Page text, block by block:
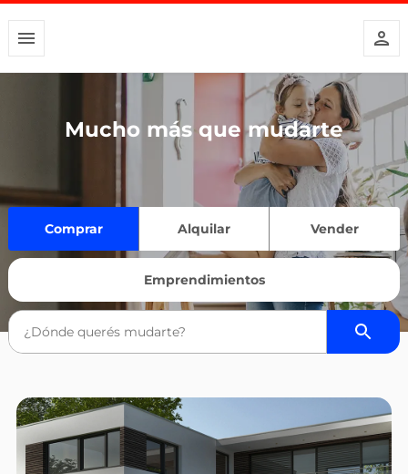
Mucho más que mudarte
Comprar Alquilar Vender
Emprendimientos